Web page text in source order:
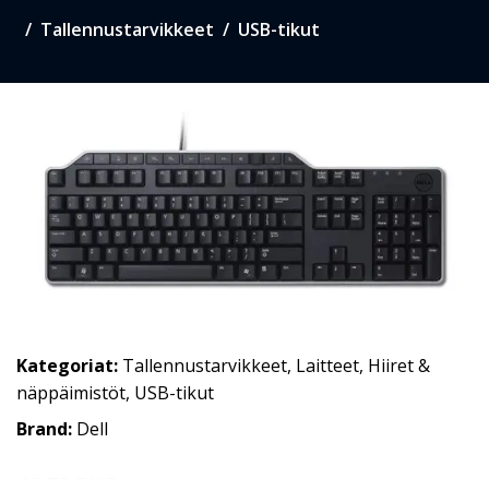
Tallennustarvikkeet USB-tikut
Kategoriat: Tallennustarvikkeet, Laitteet, Hiiret &
näppäimistöt, USB-tikut
Brand: Dell